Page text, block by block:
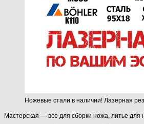
Ножевые стали в наличии! Лазерная
Мастерская — все для сборки ножа, литье для